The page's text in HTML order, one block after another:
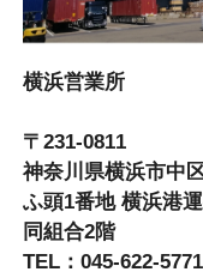
横浜営業所
〒231-0811
神奈川県横浜市中
ふ頭1番地 横浜港
同組合2階
TEL：045-622-5771